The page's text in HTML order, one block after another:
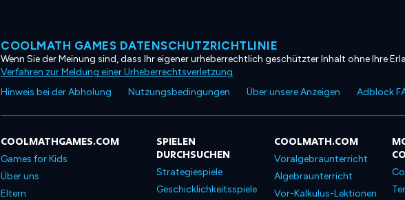
COOLMATH GAMES DATENSCHUTZRICHTLINIE
Wenn Sie der Meinung sind, dass Ihr eigener urheberrechtlich geschützter Inhalt ohne Ihre
Verfahren zur Meldung einer Urheberrechtsverletzung.
Hinweis bei der Abholung
Nutzungsbedingungen Über unsere Anzeigen Adblock
COOLMATHGAMES.COM
Games for Kids
Über uns
Eltern
SPIELEN
DURCHSUCHEN
Strategiespiele
Geschicklichkeitsspiele
COOLMATH.COM
Voralgebraunterricht
Algebraunterricht
Vor-Kalkulus-Lektionen